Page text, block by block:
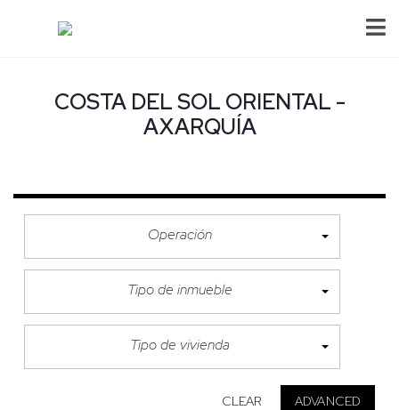
COSTA DEL SOL ORIENTAL -
AXARQUÍA
Operación
Tipo de inmueble
Tipo de vivienda
CLEAR ADVANCED